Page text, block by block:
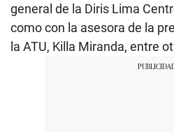
general de la Diris Lima
como con la asesora de la
la ATU, Killa Miranda, entre